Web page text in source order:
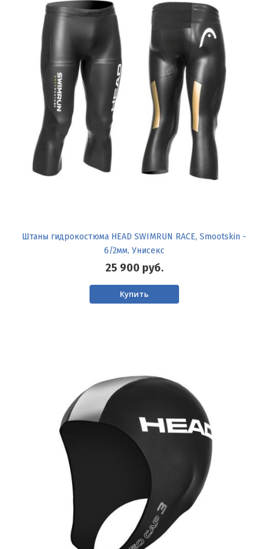
Штаны гидрокостюма HEAD SWIMRUN RACE, Smootskin -
6/2мм, Унисекс
25 900 руб.
Купить